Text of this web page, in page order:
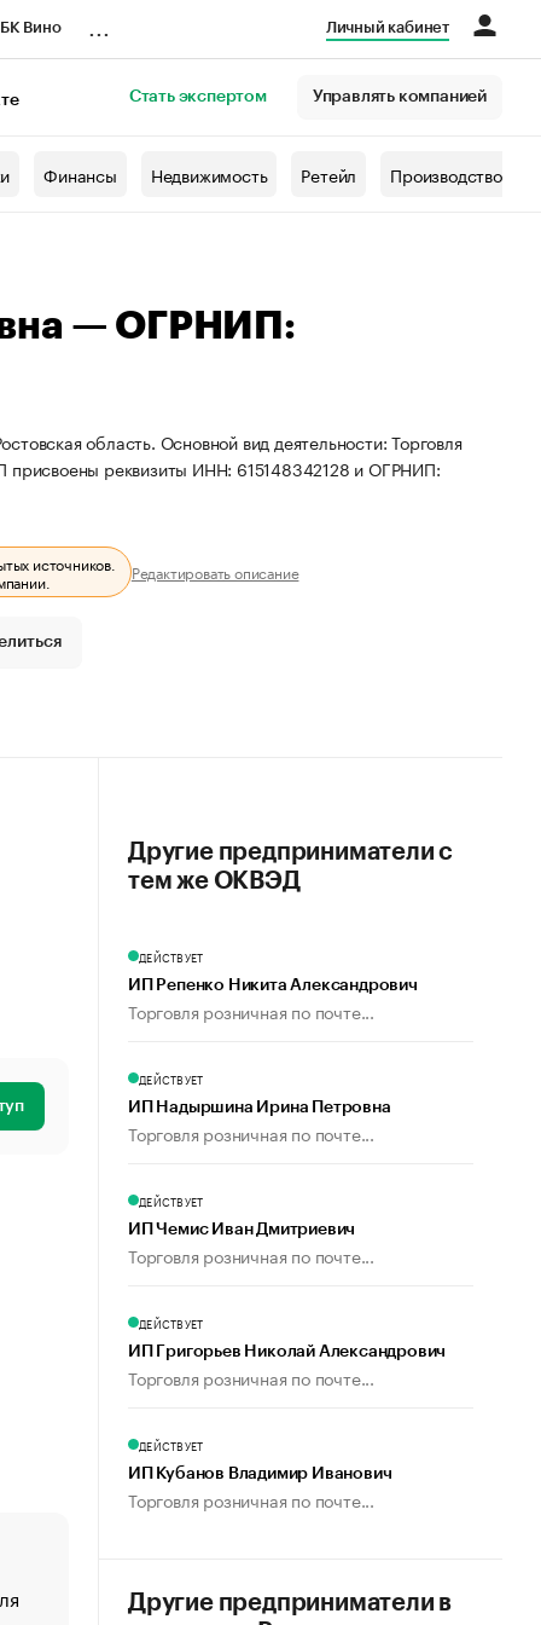
Вино Личный кабинет
Стать экспертом Управлять компанией
Финансы Недвижимость Ретейл Производство
— ОГРНИП:
область. Основной вид деятельности: Торговля
присвоены реквизиты ИНН: 615148342128 и ОГРНИП:
источников.
Редактировать описание
«От спорта тело стареет иначе». Как живет глава
Другие предприниматели с
тем же ОКВЭД
ДЕЙСТВУЕТ
ИП Репенко Никита Александрович
Торговля розничная по почте...
ДЕЙСТВУЕТ
ИП Надыршина Ирина Петровна
Торговля розничная по почте...
ДЕЙСТВУЕТ
ИП Чемис Иван Дмитриевич
Торговля розничная по почте...
ДЕЙСТВУЕТ
ИП Григорьев Николай Александрович
Торговля розничная по почте...
ДЕЙСТВУЕТ
ИП Кубанов Владимир Иванович
Торговля розничная по почте...
Другие предприниматели в